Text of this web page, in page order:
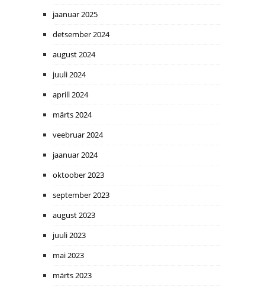
jaanuar 2025
detsember 2024
august 2024
juuli 2024
aprill 2024
märts 2024
veebruar 2024
jaanuar 2024
oktoober 2023
september 2023
august 2023
juuli 2023
mai 2023
märts 2023